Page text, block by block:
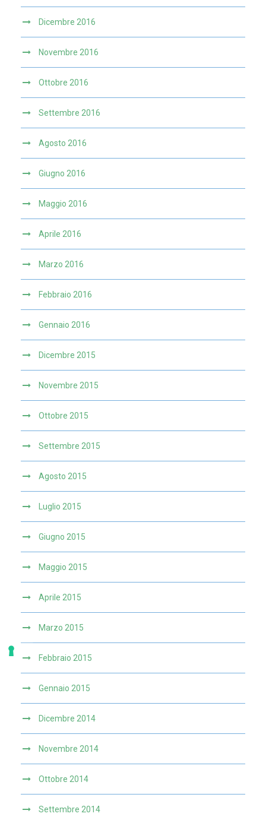
Dicembre 2016
Novembre 2016
Ottobre 2016
Settembre 2016
Agosto 2016
Giugno 2016
Maggio 2016
Aprile 2016
Marzo 2016
Febbraio 2016
Gennaio 2016
Dicembre 2015
Novembre 2015
Ottobre 2015
Settembre 2015
Agosto 2015
Luglio 2015
Giugno 2015
Maggio 2015
Aprile 2015
Marzo 2015
Febbraio 2015
Gennaio 2015
Dicembre 2014
Novembre 2014
Ottobre 2014
Settembre 2014